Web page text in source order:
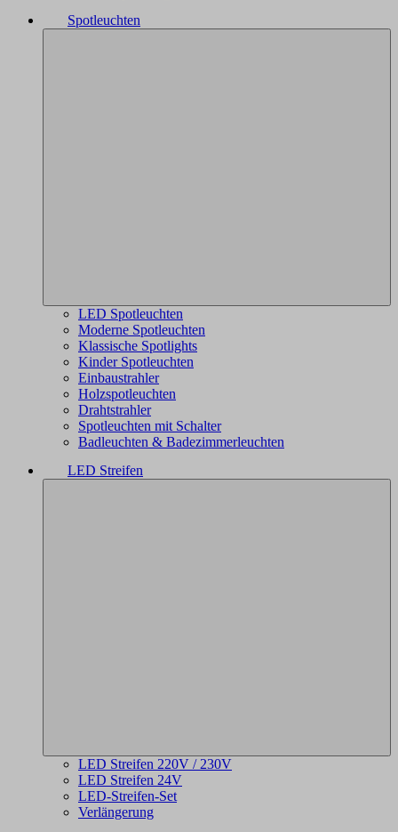
Spotleuchten
LED Spotleuchten
Moderne Spotleuchten
Klassische Spotlights
Kinder Spotleuchten
Einbaustrahler
Holzspotleuchten
Drahtstrahler
Spotleuchten mit Schalter
Badleuchten & Badezimmerleuchten
LED Streifen
LED Streifen 220V / 230V
LED Streifen 24V
LED-Streifen-Set
Verlängerung